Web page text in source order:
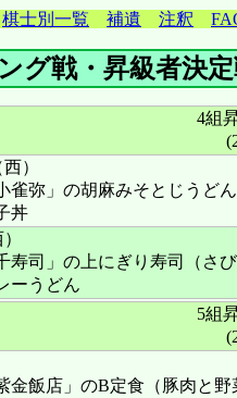
棋士別一覧 補遺 注釈
グ戦・昇級者決
4組
）
雀弥」の胡麻みそとじうどん
丼
寿司」の上にぎり寿司（さ
ーうどん
5組
金飯店」のB定食（豚肉と